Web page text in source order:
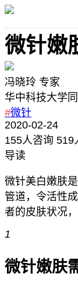
微针嫩
冯晓玲 专家
华中科技大学
#微针
2020-02-24
155人咨询 519
导读
微针美白嫩肤
管道，令活性
者的皮肤状况
1
微针嫩肤